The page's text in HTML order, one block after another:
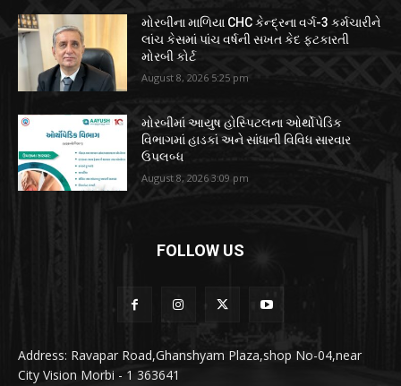
મોરબીના માળિયા CHC કેન્દ્રના વર્ગ-3 કર્મચારીને
લાંચ કેસમાં પાંચ વર્ષની સખત કેદ ફટકારતી
મોરબી કોર્ટ
August 8, 2026 5:25 pm
મોરબીમાં આયુષ હોસ્પિટલના ઓર્થોપેડિક
વિભાગમાં હાડકાં અને સાંધાની વિવિધ સારવાર
ઉપલબ્ધ
August 8, 2026 3:09 pm
FOLLOW US
Address: Ravapar Road,Ghanshyam Plaza,shop No-04,near
City Vision Morbi - 1 363641